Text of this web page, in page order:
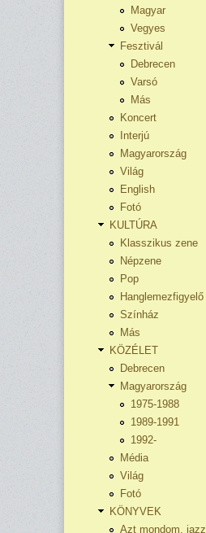
Magyar
Vegyes
Fesztivál
Debrecen
Varsó
Más
Koncert
Interjú
Magyarország
Világ
English
Fotó
KULTÚRA
Klasszikus zene
Népzene
Pop
Hanglemezfigyelő
Színház
Más
KÖZÉLET
Debrecen
Magyarország
1975-1988
1989-1991
1992-
Média
Világ
Fotó
KÖNYVEK
Azt mondom, jazz